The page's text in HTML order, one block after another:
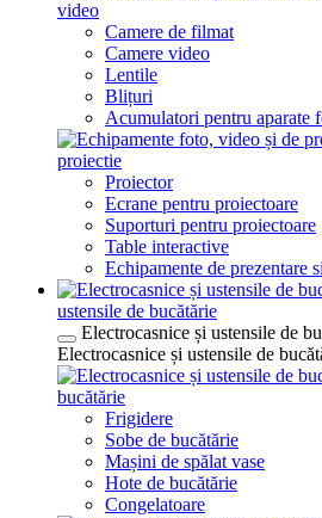
video
Camere de filmat
Camere video
Lentile
Blițuri
Acumulatori pentru aparate
proiectie
Proiector
Ecrane pentru proiectoare
Suporturi pentru proiectoare
Table interactive
Echipamente de prezentare
ustensile de bucătărie
Electrocasnice și ustensile de
Electrocasnice și ustensile de
bucătărie
Frigidere
Sobe de bucătărie
Mașini de spălat vase
Hote de bucătărie
Congelatoare